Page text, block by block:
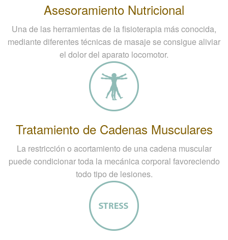
Asesoramiento Nutricional
Una de las herramientas de la fisioterapia más conocida,
mediante diferentes técnicas de masaje se consigue aliviar
el dolor del aparato locomotor.
Tratamiento de Cadenas Musculares
La restricción o acortamiento de una cadena muscular
puede condicionar toda la mecánica corporal favoreciendo
todo tipo de lesiones.